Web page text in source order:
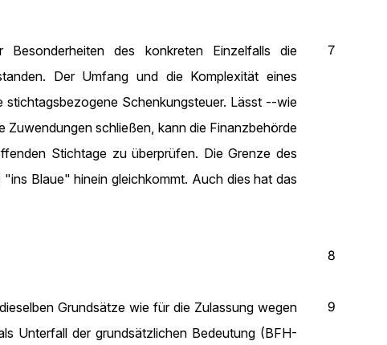
7
des konkreten Einzelfalls die
Der Umfang und die Komplexität eines
stichtagsbezogene Schenkungsteuer. Lässt --wie
schließen, kann die Finanzbehörde
Stichtage zu überprüfen. Die Grenze des
Blaue" hinein gleichkommt. Auch dies hat das
8
9
Grundsätze wie für die Zulassung wegen
Unterfall der grundsätzlichen Bedeutung (BFH-